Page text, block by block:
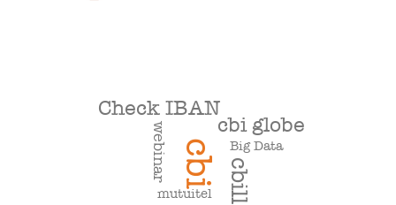
cbi cbill
cbi globe
Check IBAN
webinar
mutuitel
Big Data